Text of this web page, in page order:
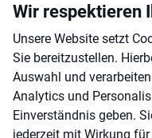
Rücksitzbank teilbar
Lenkrad
Lenkradheizung
Schaltwippen am
Komfortsitz
Wir respektieren
Unsere Website setzt
Sie bereitzustellen.
Auswahl und
Analytics und
Einverständnis geben.
jederzeit mit Wirkung